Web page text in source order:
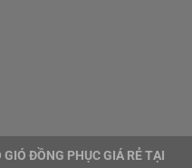
ĐỒNG PHỤC GIÁ RẺ TẠI